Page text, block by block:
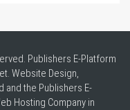
Publishers E-Platform
Website Design,
the Publishers E-
Hosting Company in